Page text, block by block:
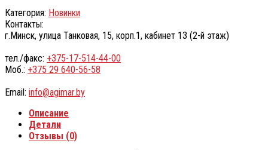
Категория: Новинки
Контакты:
г.Минск, улица Танковая, 15, корп.1, кабинет 13 (2-й этаж)
тел./факс: +375-17-514-44-00
Моб.: +375 29 640-56-58
Email: info@agimar.by
Описание
Детали
Отзывы (0)